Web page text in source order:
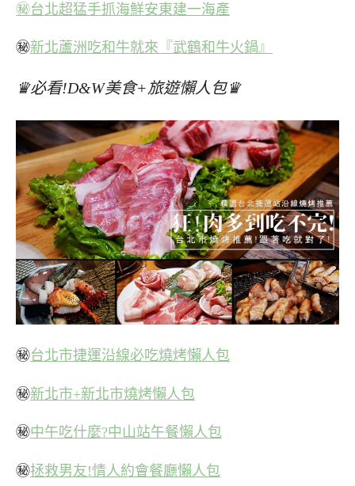
㊙台北超猛手抓海鮮安東建一海產
㊙新北蘆洲吃和牛就來『武鶴和牛火鍋』
♛必看!D&W美食+旅遊懶人包♛
㊙台北市捷運沿線必吃燒烤懶人包
㊙新北市+新北市燒烤懶人包
㊙中午吃什麼?中山站午餐懶人包
㊙拯救男友!情人約會餐廳懶人包